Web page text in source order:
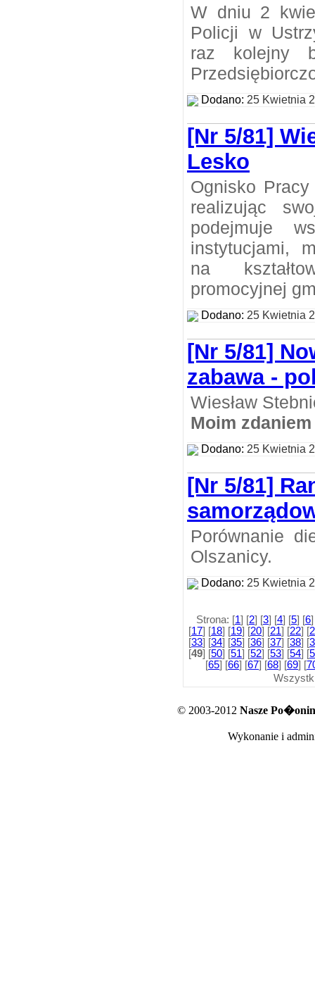
W dniu 2
Policji w
raz kolejny
Dodano: 25 Kwietnia
[Nr 5/81]
Lesko
Ognisko
realizując
podejmuje
instytucjami,
na
promocyjnej
Dodano: 25 Kwietnia
[Nr 5/81]
zabawa -
Wiesław
Moim zdaniem
Dodano: 25 Kwietnia
[Nr 5/81]
Porównanie
Olszanicy.
Dodano: 25 Kwietnia
Strona: [1] [2] [3] [4] [5] [6
[17] [18] [19] [20] [21] [22] [
[33] [34] [35] [36] [37] [38] [
[49] [50] [51] [52] [53] [54] [
[65] [66] [67] [68] [69] [
© 2003-2012 Nasze
Wykonanie i